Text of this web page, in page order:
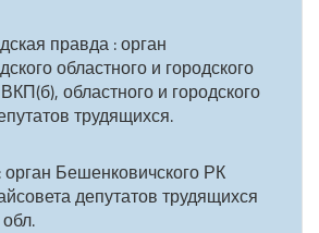
правда : орган
областного и городского
областного и городского
трудящихся.
Бешенковичского РК
депутатов трудящихся